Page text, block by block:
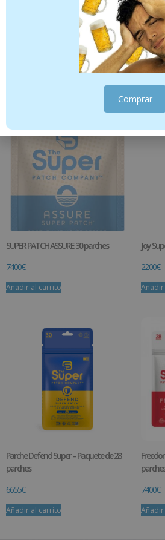
Cuando se trabaja con método, los
Productos
SUPER PATCH ASSURE 30 parches
74.00€
Añadir al carrito
Joy
22.00€
Parche Defend Super – Paquete de 28
parches
66.55€
Añadir al carrito
74.00€
Comprar